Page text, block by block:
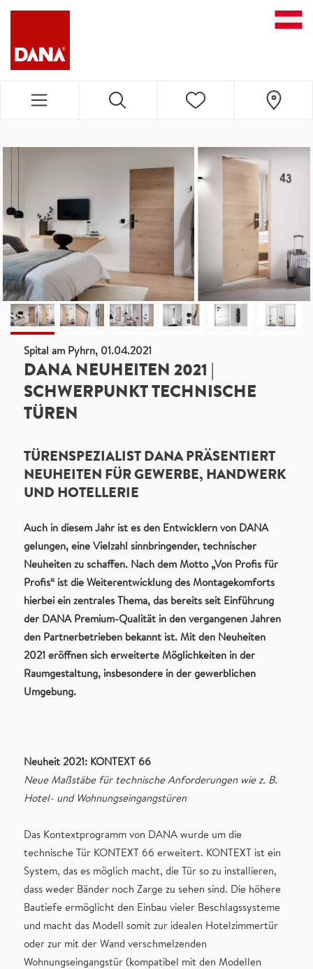
DANA NAVIGATION
Spital am Pyhrn, 01.04.2021
DANA NEUHEITEN 2021 |
SCHWERPUNKT TECHNISCHE
TÜREN
TÜRENSPEZIALIST DANA PRÄSENTIERT
NEUHEITEN FÜR GEWERBE, HANDWERK
UND HOTELLERIE
Auch in diesem Jahr ist es den Entwicklern von DANA
gelungen, eine Vielzahl sinnbringender, technischer
Neuheiten zu schaffen. Nach dem Motto „Von Profis für
Profis“ ist die Weiterentwicklung des Montagekomforts
hierbei ein zentrales Thema, das bereits seit Einführung
der DANA Premium-Qualität in den vergangenen Jahren
den Partnerbetrieben bekannt ist. Mit den Neuheiten
2021 eröffnen sich erweiterte Möglichkeiten in der
Raumgestaltung, insbesondere in der gewerblichen
Umgebung.
Neuheit 2021: KONTEXT 66
Neue Maßstäbe für technische Anforderungen wie z. B.
Hotel- und Wohnungseingangstüren
Das Kontextprogramm von DANA wurde um die
technische Tür KONTEXT 66 erweitert. KONTEXT ist ein
System, das es möglich macht, die Tür so zu installieren,
dass weder Bänder noch Zarge zu sehen sind. Die höhere
Bautiefe ermöglicht den Einbau vieler Beschlagssysteme
und macht das Modell somit zur idealen Hotelzimmertür
oder zur mit der Wand verschmelzenden
Wohnungseingangstür (kompatibel mit den Modellen